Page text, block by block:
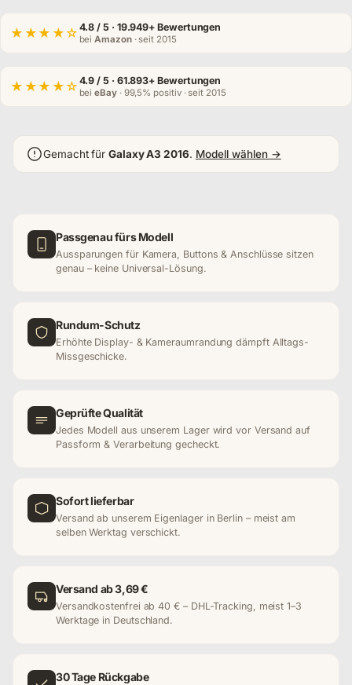
★★★★☆ 4.8 / 5 · 19.949+ Bewertungen
beiAmazon· seit 2015
★★★★☆ 4.9 / 5 · 61.893+ Bewertungen
beieBay· 99,5% positiv · seit 2015
Gemacht fürGalaxy A3 2016. Modell wählen →
Passgenau fürs Modell
Aussparungen für Kamera, Buttons & Anschlüsse sitzen
genau – keine Universal-Lösung.
Rundum-Schutz
Erhöhte Display- & Kameraumrandung dämpft Alltags-
Missgeschicke.
Geprüfte Qualität
Jedes Modell aus unserem Lager wird vor Versand auf
Passform & Verarbeitung gecheckt.
Sofort lieferbar
Versand ab unserem Eigenlager in Berlin – meist am
selben Werktag verschickt.
Versand ab 3,69 €
Versandkostenfrei ab 40 € – DHL-Tracking, meist 1–3
Werktage in Deutschland.
30 Tage Rückgabe